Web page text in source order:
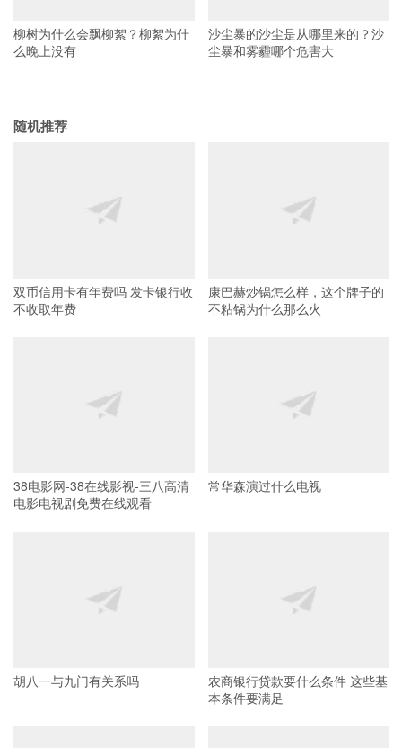
柳树为什么会飘柳絮？柳絮为什
么晚上没有
沙尘暴的沙尘是从哪里来的？沙
尘暴和雾霾哪个危害大
随机推荐
双币信用卡有年费吗 发卡银行收
不收取年费
康巴赫炒锅怎么样，这个牌子的
不粘锅为什么那么火
38电影网-38在线影视-三八高清
电影电视剧免费在线观看
常华森演过什么电视
胡八一与九门有关系吗
农商银行贷款要什么条件 这些基
本条件要满足